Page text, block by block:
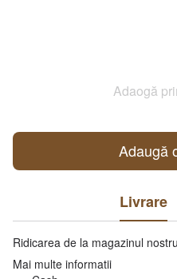
Adaogă
Adaugă
Livrare
Ridicarea de la magazinul
Mai multe informatii